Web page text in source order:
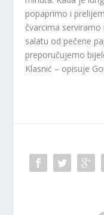
popaprimo i
čvarcima
salatu od pečene
preporučujemo
Klasnić – opisuje